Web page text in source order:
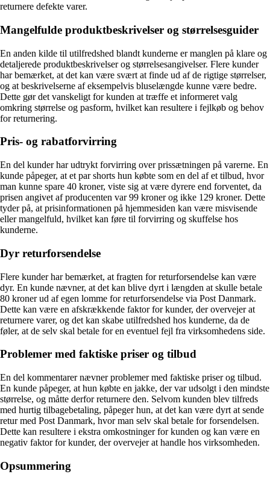
returnere defekte varer.
Mangelfulde produktbeskrivelser og størrelsesguider
En anden kilde til utilfredshed blandt kunderne er manglen på klare og
detaljerede produktbeskrivelser og størrelsesangivelser. Flere kunder
har bemærket, at det kan være svært at finde ud af de rigtige størrelser,
og at beskrivelserne af eksempelvis bluselængde kunne være bedre.
Dette gør det vanskeligt for kunden at træffe et informeret valg
omkring størrelse og pasform, hvilket kan resultere i fejlkøb og behov
for returnering.
Pris- og rabatforvirring
En del kunder har udtrykt forvirring over prissætningen på varerne. En
kunde påpeger, at et par shorts hun købte som en del af et tilbud, hvor
man kunne spare 40 kroner, viste sig at være dyrere end forventet, da
prisen angivet af producenten var 99 kroner og ikke 129 kroner. Dette
tyder på, at prisinformationen på hjemmesiden kan være misvisende
eller mangelfuld, hvilket kan føre til forvirring og skuffelse hos
kunderne.
Dyr returforsendelse
Flere kunder har bemærket, at fragten for returforsendelse kan være
dyr. En kunde nævner, at det kan blive dyrt i længden at skulle betale
80 kroner ud af egen lomme for returforsendelse via Post Danmark.
Dette kan være en afskrækkende faktor for kunder, der overvejer at
returnere varer, og det kan skabe utilfredshed hos kunderne, da de
føler, at de selv skal betale for en eventuel fejl fra virksomhedens side.
Problemer med faktiske priser og tilbud
En del kommentarer nævner problemer med faktiske priser og tilbud.
En kunde påpeger, at hun købte en jakke, der var udsolgt i den mindste
størrelse, og måtte derfor returnere den. Selvom kunden blev tilfreds
med hurtig tilbagebetaling, påpeger hun, at det kan være dyrt at sende
retur med Post Danmark, hvor man selv skal betale for forsendelsen.
Dette kan resultere i ekstra omkostninger for kunden og kan være en
negativ faktor for kunder, der overvejer at handle hos virksomheden.
Opsummering